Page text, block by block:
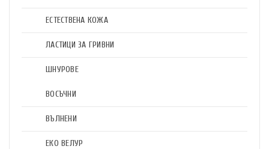
ЕСТЕСТВЕНА КОЖА
ЛАСТИЦИ ЗА ГРИВНИ
ШНУРОВЕ
ВОСЪЧНИ
ВЪЛНЕНИ
ЕКО ВЕЛУР